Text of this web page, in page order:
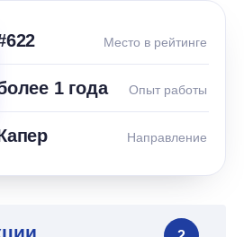
Место в рейтинге
1 года Опыт работы
Направление